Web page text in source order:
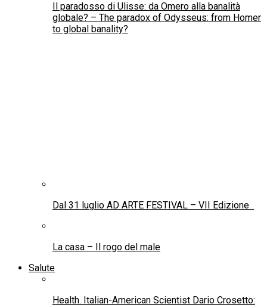
Il paradosso di Ulisse: da Omero alla banalità
globale? – The paradox of Odysseus: from Homer
to global banality?
Dal 31 luglio AD ARTE FESTIVAL – VII Edizione
La casa – Il rogo del male
Salute
Health. Italian-American Scientist Dario Crosetto: